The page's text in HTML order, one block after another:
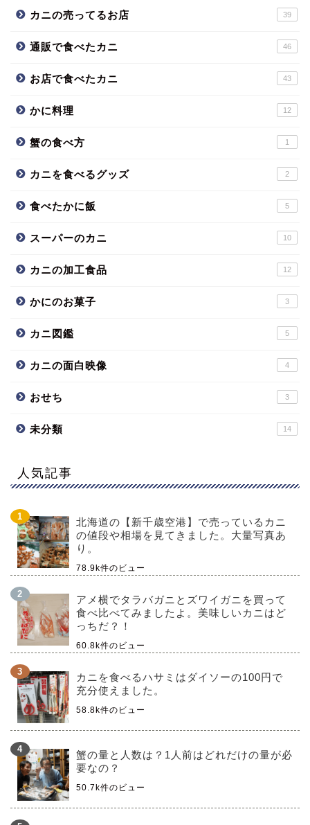
カニの売ってるお店 39
通販で食べたカニ 46
お店で食べたカニ 43
かに料理 12
蟹の食べ方 1
カニを食べるグッズ 2
食べたかに飯 5
スーパーのカニ 10
カニの加工食品 12
かにのお菓子 3
カニ図鑑 5
カニの面白映像 4
おせち 3
未分類 14
人気記事
北海道の【新千歳空港】で売っているカニ
の値段や相場を見てきました。大量写真あ
り。
78.9k件のビュー
アメ横でタラバガニとズワイガニを買って
食べ比べてみましたよ。美味しいカニはど
っちだ？！
60.8k件のビュー
カニを食べるハサミはダイソーの100円で
充分使えました。
58.8k件のビュー
蟹の量と人数は？1人前はどれだけの量が必
要なの？
50.7k件のビュー